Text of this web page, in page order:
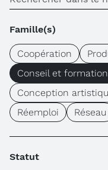
Famille(s)
Coopération
Conseil et
Conception
Réemploi
Réseau
Statut